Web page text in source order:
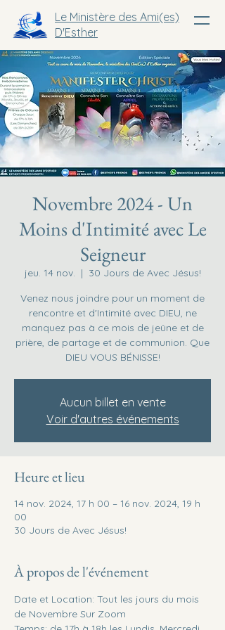
Le Ministère des Ami(es)
D'Esther
Novembre 2024 - Un
Moins d'Intimité avec Le
Seigneur
jeu. 14 nov.
  |
30 Jours de Avec Jésus!
Venez nous joindre pour un moment de
rencontre et d'Intimité avec DIEU, ne
manquez pas à ce mois de jeûne et de
prière, de partage et de communion. Que
DIEU VOUS BÉNISSE!
Aucun billet en vente
Voir d'autres événements
Heure et lieu
14 nov. 2024, 17 h 00 – 16 nov. 2024, 19 h
00
30 Jours de Avec Jésus!
À propos de l'événement
Date et Location: Tout les jours du mois
de Novembre Sur Zoom